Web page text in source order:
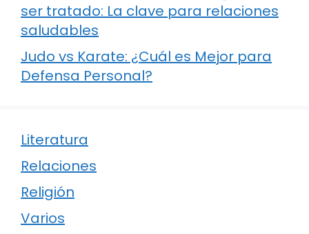
ser tratado: La clave para relaciones
saludables
Judo vs Karate: ¿Cuál es Mejor para
Defensa Personal?
Literatura
Relaciones
Religión
Varios